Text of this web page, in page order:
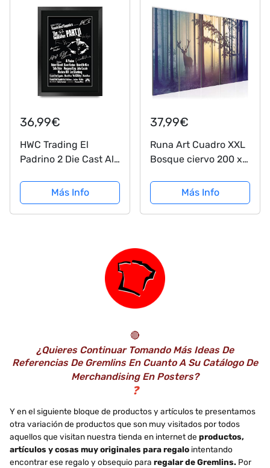
por Los Aficionados
Al Cine
36,99€
HWC Trading El
Padrino 2 Die Cast Al
Niro Regalos Carteles
Impresos Autógrafos
La Imagen A Los
Más Info
37,99€
Runa Art Cuadro XXL
Bosque ciervo 200 x
Made in Germany -
013455a
Más Info
🔴
¿Quieres Continuar Tomando Más Ideas De
Referencias De Gremlins En Cuanto A Su Catálogo De
Merchandising En Posters?
❓
Y en el siguiente bloque de productos y artículos te presentamos
otra variación de productos que son muy visitados por todos
aquellos que visitan nuestra tienda en internet de productos,
artículos y cosas muy originales para regalo intentando
encontrar ese regalo y obsequio para regalar de Gremlins. Por